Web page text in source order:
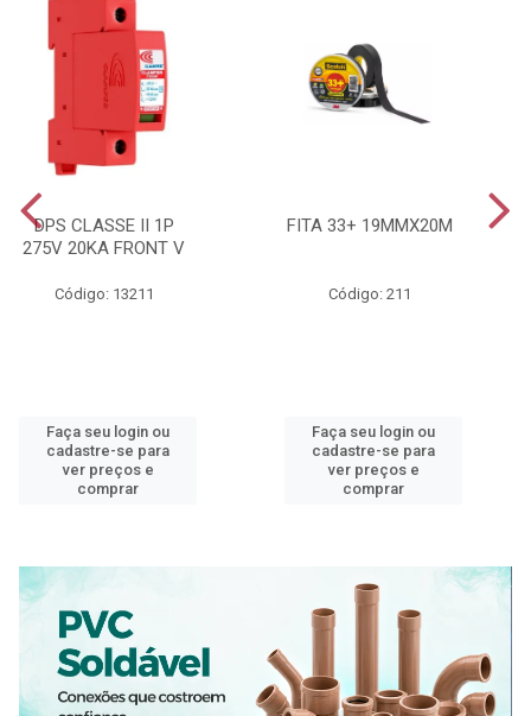
DPS CLASSE II 1P
275V 20KA FRONT V
Código: 13211
Faça seu login ou
cadastre-se para
ver preços e
comprar
FITA 33+ 19MMX20M
Código: 211
Faça seu login ou
cadastre-se para
ver preços e
comprar